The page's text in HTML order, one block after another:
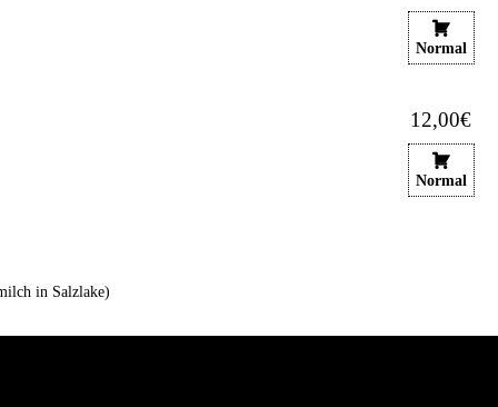
Normal
12,00€
Normal
in Salzlake)